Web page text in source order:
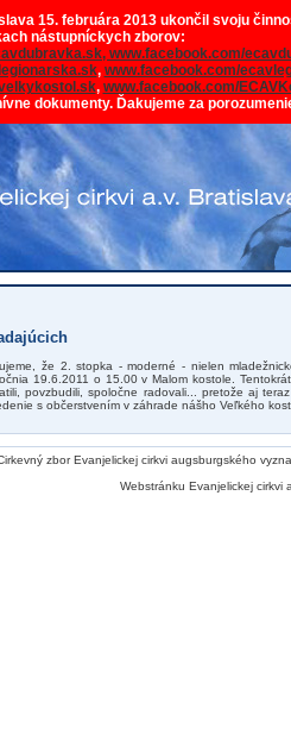
15. februára 2013 ukončil svoju
nástupníckych zborov:
www.facebook.com/
, www.facebook.com/
, www.facebook.com/
dokumenty. Ďakujeme za
že 2. stopka - moderné - nielen
19.6.2011 o 15.00 v Malom kostole. Tentokrát
povzbudili, spoločne radovali... pretože aj
s občerstvením v záhrade nášho Veľkého
zbor Evanjelickej cirkvi augsburgského
Webstránku Evanjelickej cirkvi